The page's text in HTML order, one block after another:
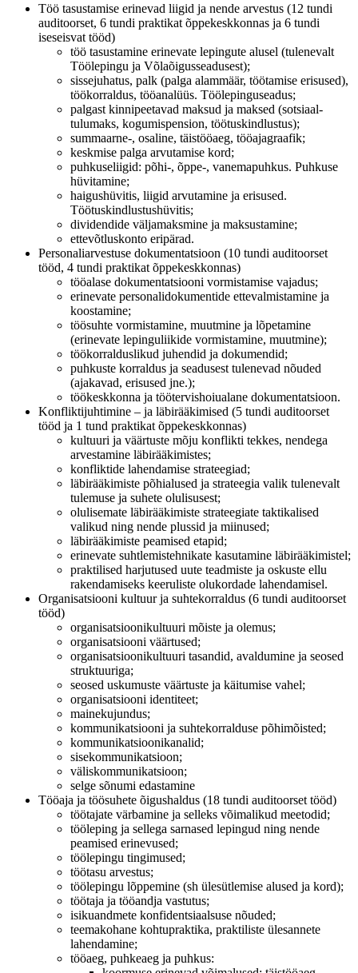
Töö tasustamise erinevad liigid ja nende arvestus (12 tundi
auditoorset, 6 tundi praktikat õppekeskkonnas ja 6 tundi
iseseisvat tööd)
töö tasustamine erinevate lepingute alusel (tulenevalt
Töölepingu ja Võlaõigusseadusest);
sissejuhatus, palk (palga alammäär, töötamise erisused),
töökorraldus, tööanalüüs. Töölepinguseadus;
palgast kinnipeetavad maksud ja maksed (sotsiaal-
tulumaks, kogumispension, töötuskindlustus);
summaarne-, osaline, täistööaeg, tööajagraafik;
keskmise palga arvutamise kord;
puhkuseliigid: põhi-, õppe-, vanemapuhkus. Puhkuse
hüvitamine;
haigushüvitis, liigid arvutamine ja erisused.
Töötuskindlustushüvitis;
dividendide väljamaksmine ja maksustamine;
ettevõtluskonto eripärad.
Personaliarvestuse dokumentatsioon (10 tundi auditoorset
tööd, 4 tundi praktikat õppekeskkonnas)
tööalase dokumentatsiooni vormistamise vajadus;
erinevate personalidokumentide ettevalmistamine ja
koostamine;
töösuhte vormistamine, muutmine ja lõpetamine
(erinevate lepinguliikide vormistamine, muutmine);
töökorralduslikud juhendid ja dokumendid;
puhkuste korraldus ja seadusest tulenevad nõuded
(ajakavad, erisused jne.);
töökeskkonna ja töötervishoiualane dokumentatsioon.
Konfliktijuhtimine – ja läbirääkimised (5 tundi auditoorset
tööd ja 1 tund praktikat õppekeskkonnas)
kultuuri ja väärtuste mõju konflikti tekkes, nendega
arvestamine läbirääkimistes;
konfliktide lahendamise strateegiad;
läbirääkimiste põhialused ja strateegia valik tulenevalt
tulemuse ja suhete olulisusest;
olulisemate läbirääkimiste strateegiate taktikalised
valikud ning nende plussid ja miinused;
läbirääkimiste peamised etapid;
erinevate suhtlemistehnikate kasutamine läbirääkimistel;
praktilised harjutused uute teadmiste ja oskuste ellu
rakendamiseks keeruliste olukordade lahendamisel.
Organisatsiooni kultuur ja suhtekorraldus (6 tundi auditoorset
tööd)
organisatsioonikultuuri mõiste ja olemus;
organisatsiooni väärtused;
organisatsioonikultuuri tasandid, avaldumine ja seosed
struktuuriga;
seosed uskumuste väärtuste ja käitumise vahel;
organisatsiooni identiteet;
mainekujundus;
kommunikatsiooni ja suhtekorralduse põhimõisted;
kommunikatsioonikanalid;
sisekommunikatsioon;
väliskommunikatsioon;
selge sõnumi edastamine
Tööaja ja töösuhete õigushaldus (18 tundi auditoorset tööd)
töötajate värbamine ja selleks võimalikud meetodid;
tööleping ja sellega sarnased lepingud ning nende
peamised erinevused;
töölepingu tingimused;
töötasu arvestus;
töölepingu lõppemine (sh ülesütlemise alused ja kord);
töötaja ja tööandja vastutus;
isikuandmete konfidentsiaalsuse nõuded;
teemakohane kohtupraktika, praktiliste ülesannete
lahendamine;
tööaeg, puhkeaeg ja puhkus: